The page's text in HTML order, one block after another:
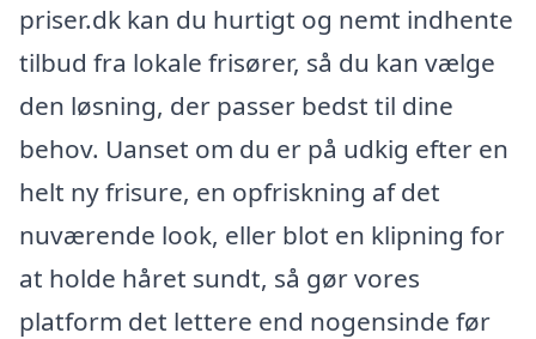
priser.dk kan du hurtigt og nemt indhente
tilbud fra lokale frisører, så du kan vælge
den løsning, der passer bedst til dine
behov. Uanset om du er på udkig efter en
helt ny frisure, en opfriskning af det
nuværende look, eller blot en klipning for
at holde håret sundt, så gør vores
platform det lettere end nogensinde før